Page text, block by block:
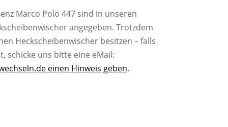
Marco Polo 447 sind in unseren
angegeben. Trotzdem
Heckscheibenwischer besitzen – falls
schicke uns bitte eine eMail:
einen Hinweis geben.